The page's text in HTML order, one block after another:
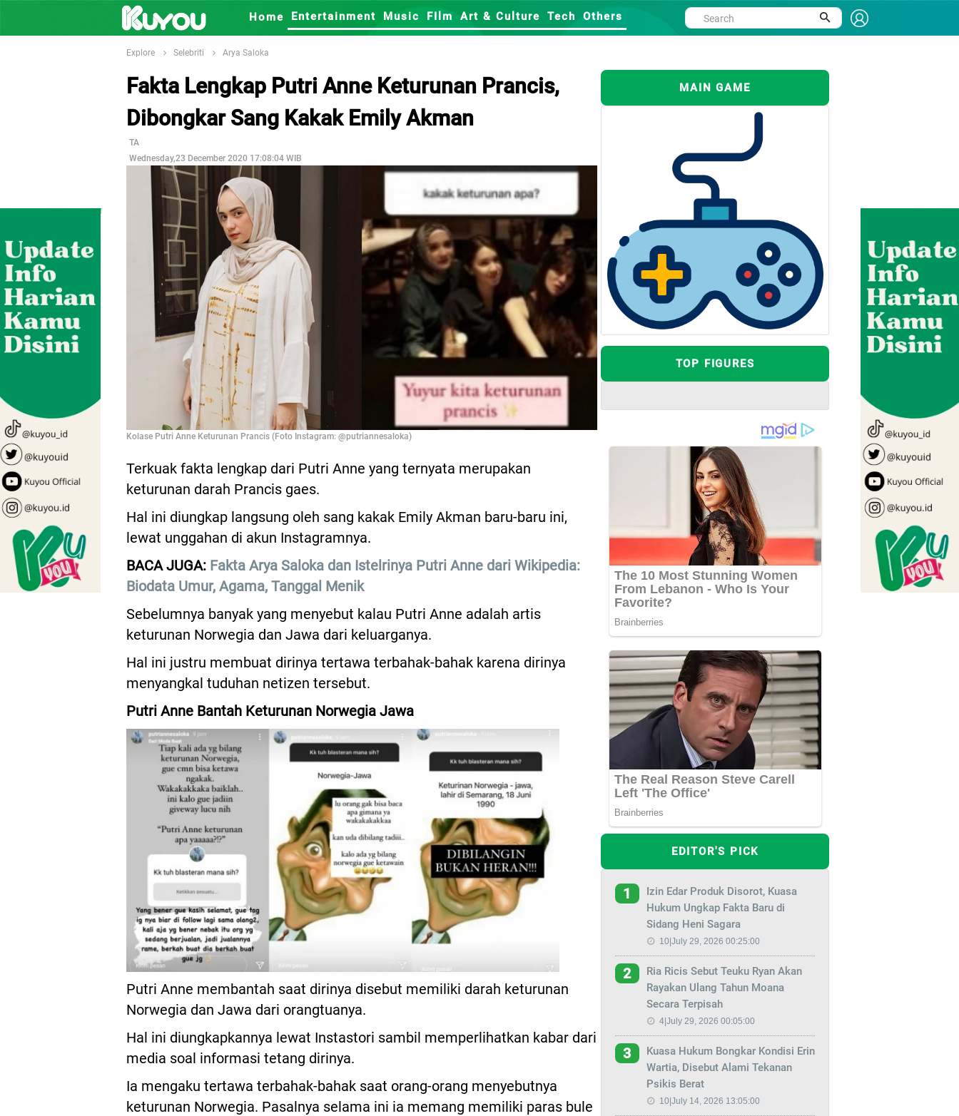
Home Entertainment Music FIlm Art & Culture Tech Others
Explore Selebriti Arya Saloka
Fakta Lengkap Putri Anne Keturunan Prancis,
Dibongkar Sang Kakak Emily Akman
TA
Wednesday,23 December 2020 17:08:04 WIB
Kolase Putri Anne Keturunan Prancis (Foto Instagram: @putriannesaloka)
Terkuak fakta lengkap dari Putri Anne yang ternyata merupakan
keturunan darah Prancis gaes.
Hal ini diungkap langsung oleh sang kakak Emily Akman baru-baru ini,
lewat unggahan di akun Instagramnya.
BACA JUGA: Fakta Arya Saloka dan Istelrinya Putri Anne dari Wikipedia:
Biodata Umur, Agama, Tanggal Menik
Sebelumnya banyak yang menyebut kalau Putri Anne adalah artis
keturunan Norwegia dan Jawa dari keluarganya.
Hal ini justru membuat dirinya tertawa terbahak-bahak karena dirinya
menyangkal tuduhan netizen tersebut.
Putri Anne Bantah Keturunan Norwegia Jawa
Putri Anne membantah saat dirinya disebut memiliki darah keturunan
Norwegia dan Jawa dari orangtuanya.
Hal ini diungkapkannya lewat Instastori sambil memperlihatkan kabar dari
media soal informasi tetang dirinya.
Ia mengaku tertawa terbahak-bahak saat orang-orang menyebutnya
keturunan Norwegia. Pasalnya selama ini ia memang memiliki paras bule
MAIN GAME
TOP FIGURES
EDITOR'S PICK
1
Izin Edar Produk Disorot, Kuasa
Hukum Ungkap Fakta Baru di
Sidang Heni Sagara
10|July 29, 2026 00:25:00
2
Ria Ricis Sebut Teuku Ryan Akan
Rayakan Ulang Tahun Moana
Secara Terpisah
4|July 29, 2026 00:05:00
3
Kuasa Hukum Bongkar Kondisi Erin
Wartia, Disebut Alami Tekanan
Psikis Berat
10|July 14, 2026 13:05:00